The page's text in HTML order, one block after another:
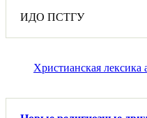
ИДО ПСТГУ
Христианская лексика